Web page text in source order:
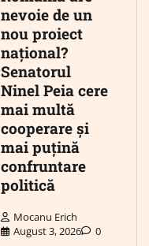
nevoie de un
nou proiect
național?
Senatorul
Ninel Peia cere
mai multă
cooperare și
mai puțină
confruntare
politică
Mocanu Erich
August 3, 2026
0